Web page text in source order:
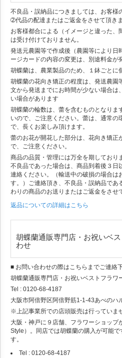
不良品・誤納品につきましては、お客様
➁代品の配達またはご返金をさせて頂きま
お客様都合による（イメージと違った、
は受け付けておりません。
発送元農園等で作成後（農園等により日
ージカードの内容の変更は、別途料金が
胡蝶蘭は、農業製品のため、１鉢ごとに
胡蝶蘭の花向き矯正の程度は、発送農園
文から発送までにお時間が少ない場合は
い場合があります
胡蝶蘭の輪数は、蕾を含むものとなりま
いので、ご注意ください。蕾は、通常の
で、長くお楽しみ頂けます。
蕾のお花が開花した部分は、花向き矯正
で、ご注意ください。
商品の品質・管理には万全を期しており
不良品であった場合は、商品到着後３日
連絡ください。（輸送中の破損の場合は
す。）ご連絡頂き、不良品・誤納品で
わりの商品のお送りまたはご返金をさせ
返品についての詳細はこちら
胡蝶蘭通販専門店・お祝いベ
わせ
■ お問い合わせの際はこちらまでご連絡
胡蝶蘭通販専門店・お祝いベストフラワ
Tel : 0120-68-4187
大阪市阿倍野区阿倍野筋1-1-43あべのハ
※上記事業所での店頭販売は行っていま
大阪・神戸に９店舗、フラワーショップ
Style）。同店では胡蝶蘭の購入が可能
す。
Tel : 0120-68-4187